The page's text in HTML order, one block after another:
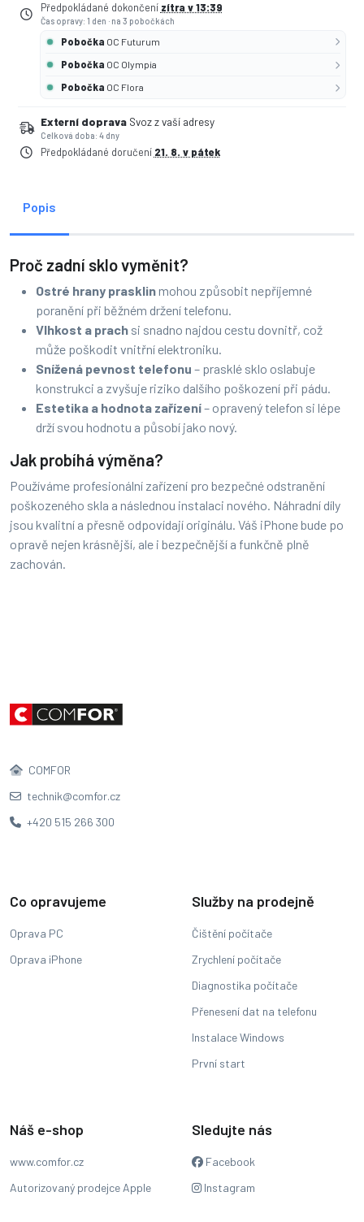
Předpokládané dokončení zítra v 13:39
Čas opravy: 1 den · na 3 pobočkách
Pobočka OC Futurum
Pobočka OC Olympia
Pobočka OC Flora
Externí doprava Svoz z vaší adresy
Celková doba: 4 dny
Předpokládané doručení 21. 8. v pátek
Popis
Proč zadní sklo vyměnit?
Ostré hrany prasklinmohou způsobit nepříjemné
poranění při běžném držení telefonu.
Vlhkost a prach si snadno najdou cestu dovnitř, což
může poškodit vnitřní elektroniku.
Snížená pevnost telefonu – prasklé sklo oslabuje
konstrukci a zvyšuje riziko dalšího poškození při pádu.
Estetika a hodnota zařízení– opravený telefon si lépe
drží svou hodnotu a působí jako nový.
Jak probíhá výměna?
Používáme profesionální zařízení pro bezpečné odstranění
poškozeného skla a následnou instalaci nového. Náhradní díly
jsou kvalitní a přesně odpovídají originálu. Váš iPhone bude po
opravě nejen krásnější, ale i bezpečnější a funkčně plně
zachován.
COMFOR
technik@comfor.cz
+420 515 266 300
Co opravujeme
Oprava PC
Oprava iPhone
Služby na prodejně
Čištění počítače
Zrychlení počítače
Diagnostika počítače
Přenesení dat na telefonu
Instalace Windows
První start
Náš e-shop
www.comfor.cz
Autorizovaný prodejce Apple
Sledujte nás
Facebook
Instagram